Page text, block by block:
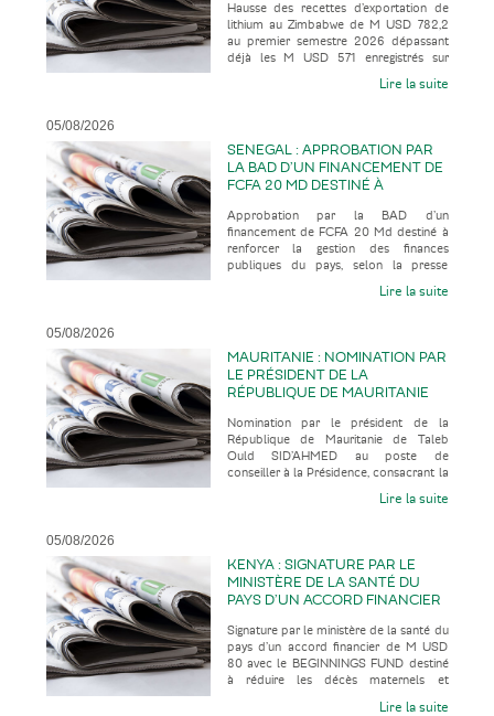
SEMESTRE 2026 DÉPASSANT
DÉJÀ LES M USD 571
ENREGISTRÉS SUR L’ENSEMBLE
DE L’EXERCICE 2025
Hausse des recettes d’exportation de
lithium au Zimbabwe de M USD 782,2
au premier semestre 2026 dépassant
déjà les M USD 571 enregistrés sur
Lire la suite
05/08/2026
SENEGAL : APPROBATION PAR
LA BAD D’UN FINANCEMENT DE
FCFA 20 MD DESTINÉ À
FINANCES PUBLIQUES DU PAYS
Approbation par la BAD d’un
financement de FCFA 20 Md destiné à
renforcer la gestion des finances
publiques du pays, selon la presse
Lire la suite
05/08/2026
MAURITANIE : NOMINATION PAR
LE PRÉSIDENT DE LA
RÉPUBLIQUE DE MAURITANIE
POSTE DE CONSEILLER À LA
PRÉSIDENCE, CONSACRANT LA
PROMOTION D’UN HAUT
RESPONSABLE AU PARCOURS
Nomination par le président de la
République de Mauritanie de Taleb
Ould SID’AHMED au poste de
conseiller à la Présidence, consacrant la
Lire la suite
05/08/2026
KENYA : SIGNATURE PAR LE
MINISTÈRE DE LA SANTÉ DU
PAYS D’UN ACCORD FINANCIER
BEGINNINGS FUND DESTINÉ À
RÉDUIRE LES DÉCÈS
MATERNELS ET NÉONATALS
ÉVITABLES, TOUT EN
CONSTRUISANT UN SYSTÈME
Signature par le ministère de la santé du
pays d’un accord financier de M USD
80 avec le BEGINNINGS FUND destiné
à réduire les décès maternels et
Lire la suite